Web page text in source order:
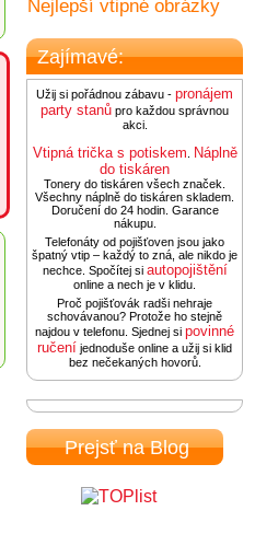
Nejlepší vtipné obrázky
Zajímavé:
Užij si pořádnou zábavu - pronájem
party stanů pro každou správnou
akci.
Vtipná trička s potiskem Náplně
do tiskáren
Tonery do tiskáren všech značek.
Všechny náplně do tiskáren skladem.
Doručení do 24 hodin. Garance
nákupu.
Telefonáty od pojišťoven jsou jako
špatný vtip – každý to zná, ale nikdo je
nechce. Spočítej si autopojištění
online a nech je v klidu.
Proč pojišťovák radši nehraje
schovávanou? Protože ho stejně
najdou v telefonu. Sjednej si povinné
ručení jednoduše online a užij si klid
bez nečekaných hovorů.
Prejsť na Blog